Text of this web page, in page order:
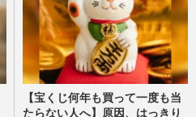
【宝くじ何年も買って一度も当
たらない人へ】原因、はっきり